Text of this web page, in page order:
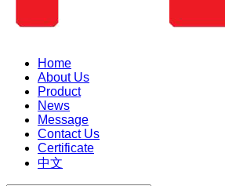
Home
About Us
Product
News
Message
Contact Us
Certificate
中文